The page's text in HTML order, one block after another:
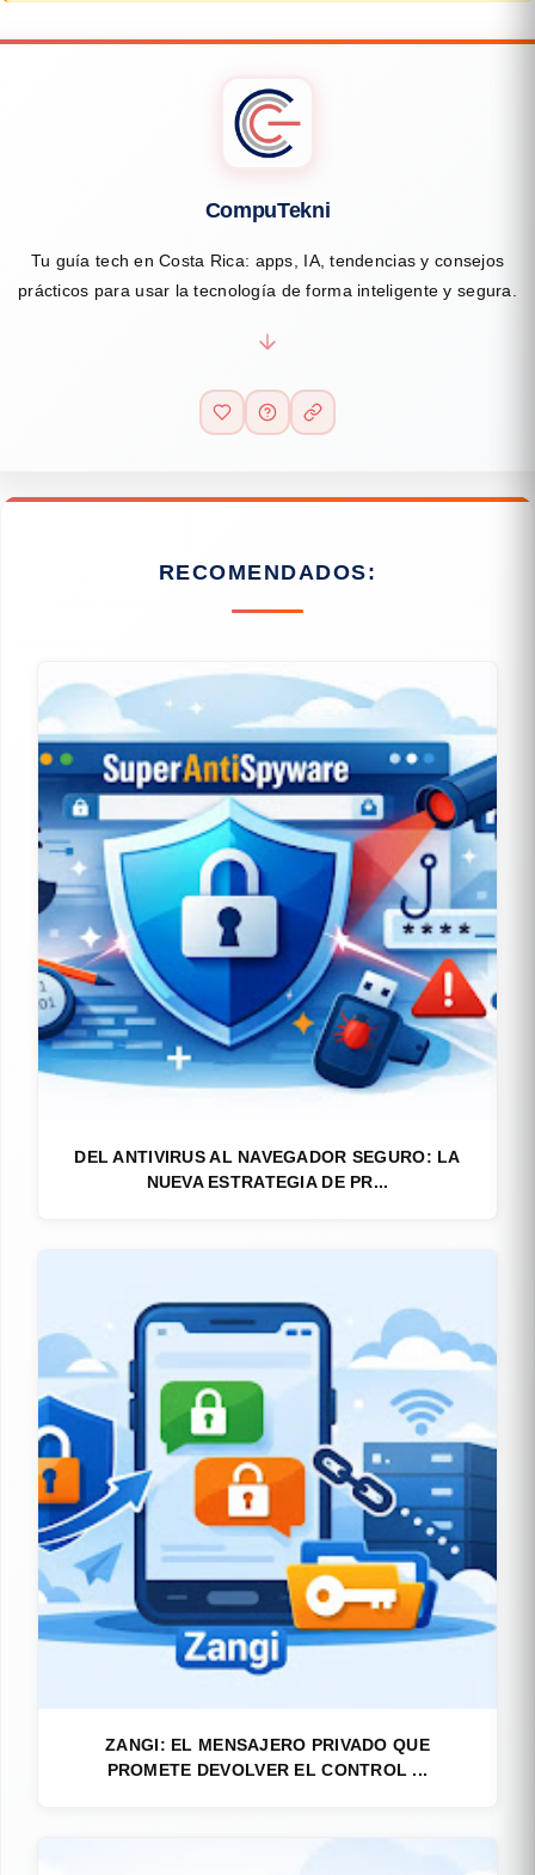
CompuTekni
Tu guía tech en Costa Rica: apps, IA, tendencias y consejos
prácticos para usar la tecnología de forma inteligente y segura.
RECOMENDADOS:
DEL ANTIVIRUS AL NAVEGADOR SEGURO: LA
NUEVA ESTRATEGIA DE PR...
ZANGI: EL MENSAJERO PRIVADO QUE
PROMETE DEVOLVER EL CONTROL ...